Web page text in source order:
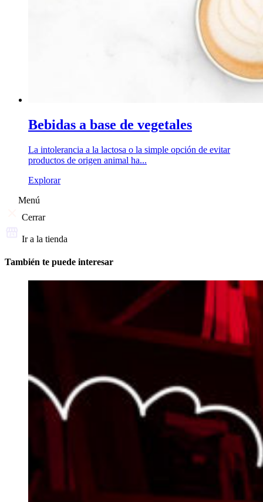
Bebidas a base de vegetales
La intolerancia a la lactosa o la simple opción de evitar
productos de origen animal ha...
Explorar
Menú
Cerrar
Ir a la tienda
También te puede interesar